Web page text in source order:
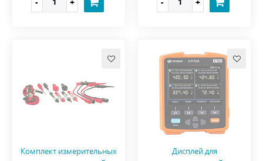
Комплект измерительных
Дисплей для